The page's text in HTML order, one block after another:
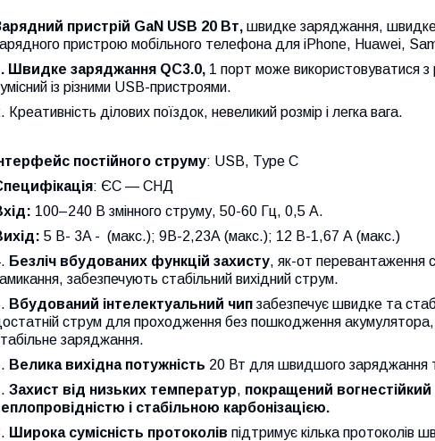
пристрій GaN USB 20 Вт, швидке заряджання,
пристрою мобільного телефона для iPhone, Huawei,
Швидке заряджання QC3.0, 1 порт може використовуватися
із різними USB-пристроями.
Креативність ділових поїздок, невеликий розмір і легка вага.
постійного струму: USB, Type C
: ЄС — СНД
100–240 В змінного струму, 50-60 Гц, 0,5 А.
5 В- 3A - (макс.); 9В-2,23А (макс.); 12 В-1,67 А (макс.)
Безліч вбудованих функцій захисту, як-от перевантаження
забезпечують стабільний вихідний струм.
Вбудований інтелектуальний чип забезпечує швидке та
струм для проходження без пошкодження
заряджання.
Велика вихідна потужність 20 Вт для швидшого заряджання
Захист від низьких температур, покращений
і стабільною карбонізацією.
Широка сумісність протоколів підтримує кілька протоколів